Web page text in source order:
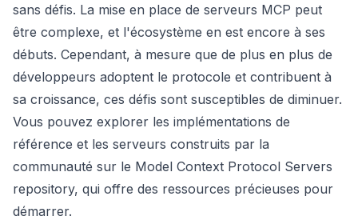
sans défis. La mise en place de serveurs MCP peut
être complexe, et l'écosystème en est encore à ses
débuts. Cependant, à mesure que de plus en plus de
développeurs adoptent le protocole et contribuent à
sa croissance, ces défis sont susceptibles de diminuer.
Vous pouvez explorer les implémentations de
référence et les serveurs construits par la
communauté sur le Model Context Protocol Servers
repository, qui offre des ressources précieuses pour
démarrer.